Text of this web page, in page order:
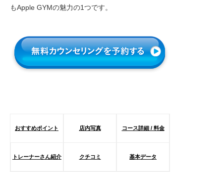
もApple GYMの魅力の1つです。
おすすめポイント 店内写真 コース詳細 / 料金
トレーナーさん紹介 クチコミ 基本データ